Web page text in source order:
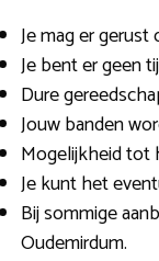
Je mag er
Je bent er geen
Dure
Jouw banden
Mogelijkheid tot
Je kunt het
Bij sommige
Oudemirdum.